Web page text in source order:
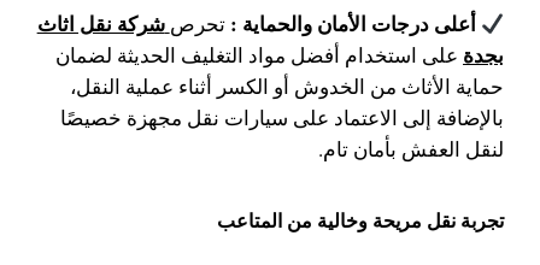
أعلى درجات الأمان والحماية :تحرص شركة نقل اثاث
بجدة على استخدام أفضل مواد التغليف الحديثة لضمان
حماية الأثاث من الخدوش أو الكسر أثناء عملية النقل،
بالإضافة إلى الاعتماد على سيارات نقل مجهزة خصيصًا
لنقل العفش بأمان تام.
تجربة نقل مريحة وخالية من المتاعب